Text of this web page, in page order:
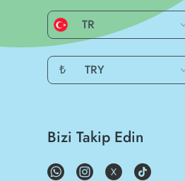
TR
₺ TRY
Bizi Takip Edin